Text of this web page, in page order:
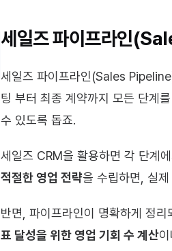
세일즈 파이프라인
세일즈 파이프라인(Sales
팅 부터 최종 계약까지 모든 단계
수 있도록 돕죠.
세일즈 CRM을 활용하면 각 단계
적절한 영업 전략을 수립하면, 실
반면, 파이프라인이 명확하게 정리
표 달성을 위한 영업 기회 수 계산